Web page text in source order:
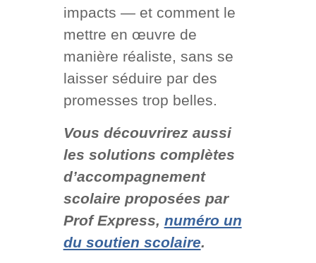
impacts — et comment le
mettre en œuvre de
manière réaliste, sans se
laisser séduire par des
promesses trop belles.
Vous découvrirez aussi
les solutions complètes
d’accompagnement
scolaire proposées par
Prof Express, numéro un
du soutien scolaire.